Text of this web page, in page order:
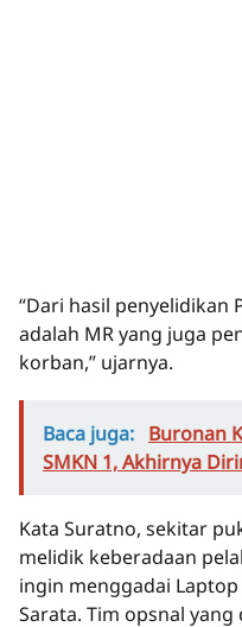
“Dari hasil penyelidikan
adalah MR yang juga
korban,” ujarnya.
Baca juga: Buronan
SMKN 1, Akhirnya
Kata Suratno, sekitar
melidik keberadaan
ingin menggadai
Sarata. Tim opsnal